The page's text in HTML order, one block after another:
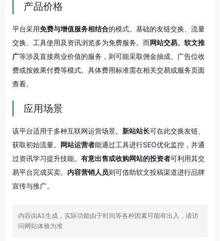
产品价格
平台采用免费与增值服务相结合的模式。基础的友链交换、流量
交换、工具使用及资讯浏览多为免费服务。而网站交易、软文推
广等涉及直接商业价值的服务，则可能采取佣金抽成、广告位收
费或按效果付费等模式。具体费用标准需在相关交易或服务页面
查看。
应用场景
该平台适用于多种互联网运营场景。 新站站长可在此交换友链、
获取初始流量。 网站运营者能通过工具进行SEO优化监控，并通
过资讯学习提升技能。 有意出售或收购网站的投资者可利用其交
易平台完成买卖。 内容营销人员则可借助软文投稿渠道进行品牌
宣传与推广。
内容由AI生成，实际功能由于时间等各种因素可能有出入，请访
问网站体验为准